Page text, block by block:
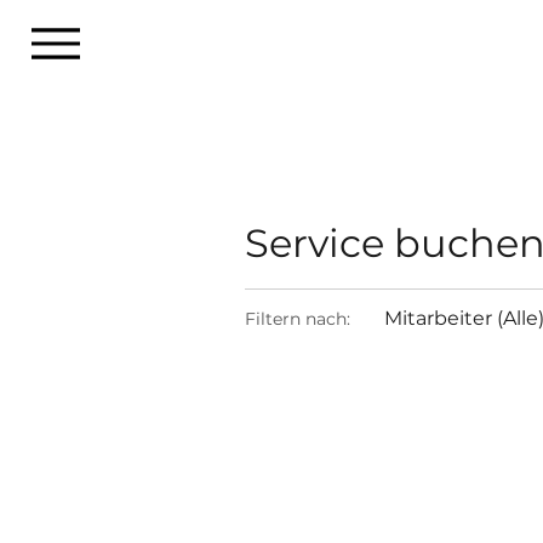
Service
Filtern nach: Mitarbeiter (Alle)